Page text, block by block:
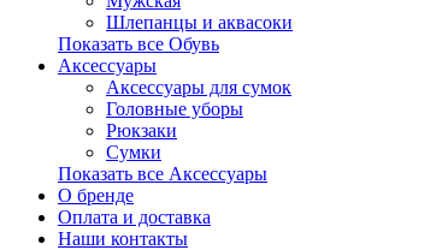
Шлепанцы и аквасоки
Показать все Обувь
Аксессуары
Аксессуары для сумок
Головные уборы
Рюкзаки
Сумки
Показать все Аксессуары
О бренде
Оплата и доставка
Наши контакты